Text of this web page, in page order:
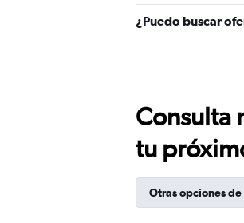
¿Puedo buscar
Consulta
tu
Otras opciones